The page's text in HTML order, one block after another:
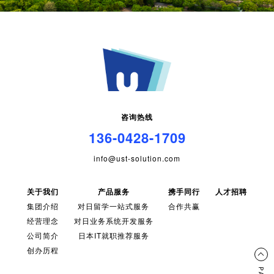
咨询热线
136-0428-1709
info@ust-solution.com
关于我们
集团介绍
经营理念
公司简介
创办历程
产品服务
对日留学一站式服务
对日业务系统开发服务
日本IT就职推荐服务
携手同行
合作共赢
人才招聘